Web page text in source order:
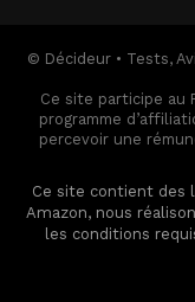
© Décideur • Tests,
Ce site participe au
programme
percevoir une
Ce site contient des
Amazon, nous
les conditions